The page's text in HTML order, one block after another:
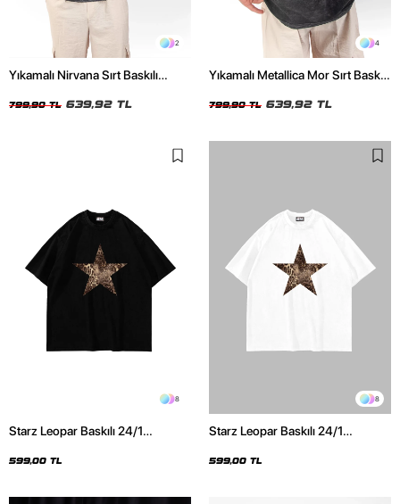
2
Yıkamalı Nirvana Sırt Baskılı
799,90 TL 639,92 TL
4
Yıkamalı Metallica Mor Sırt Baskılı
799,90 TL 639,92 TL
8
Starz Leopar Baskılı 24/1
599,00 TL
8
Starz Leopar Baskılı 24/1
599,00 TL